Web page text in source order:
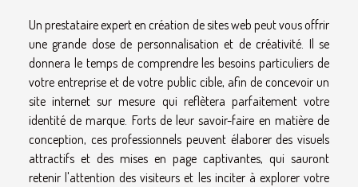
Un prestataire expert en création de sites web peut vous offrir
une grande dose de personnalisation et de créativité. Il se
donnera le temps de comprendre les besoins particuliers de
votre entreprise et de votre public cible, afin de concevoir un
site internet sur mesure qui reflètera parfaitement votre
identité de marque. Forts de leur savoir-faire en matière de
conception, ces professionnels peuvent élaborer des visuels
attractifs et des mises en page captivantes, qui sauront
retenir l'attention des visiteurs et les inciter à explorer votre